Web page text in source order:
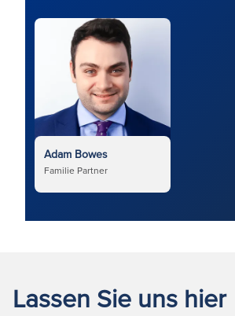
Adam Bowes
Familie Partner
Lassen Sie uns hier